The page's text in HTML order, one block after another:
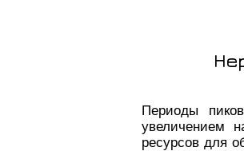
Периоды
увеличением
ресурсов для